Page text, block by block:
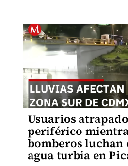
Usuarios
periférico
bomberos luchan
agua turbia en